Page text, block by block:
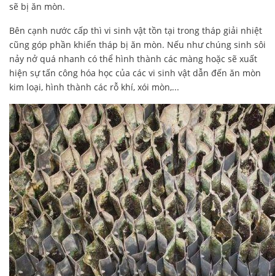
sẽ bị ăn mòn.
Bên cạnh nước cấp thì vi sinh vật tồn tại trong tháp giải nhiệt
cũng góp phần khiến tháp bị ăn mòn. Nếu như chúng sinh sôi
nảy nở quá nhanh có thể hình thành các màng hoặc sẽ xuất
hiện sự tấn công hóa học của các vi sinh vật dẫn đến ăn mòn
kim loại, hình thành các rỗ khí, xói mòn,...